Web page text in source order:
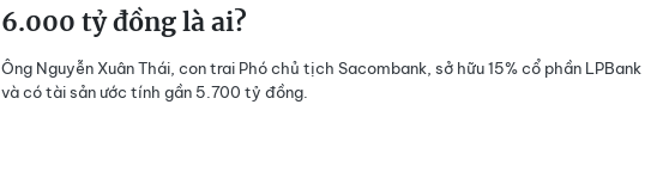
6.000 tỷ đồng là ai?
Ông Nguyễn Xuân Thái, con trai Phó chủ tịch Sacombank, sở hữu 15% cổ phần LPBank
và có tài sản ước tính gần 5.700 tỷ đồng.